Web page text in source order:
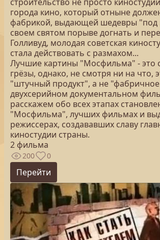
города кино, который отныне
фабрикой, выдающей шедевры "под
своем святом порыве догнать и
Голливуд, молодая советская
стала действовать с размахом...
Лучшие картины "Мосфильма" - это
грёзы, однако, не смотря ни на что,
"штучный продукт", а не
двухсерийном документальном
расскажем обо всех этапах
"Мосфильма", лучших фильмах и
режиссерах, создававших славу
киностудии страны.
2 фильма
200 0
Перейти